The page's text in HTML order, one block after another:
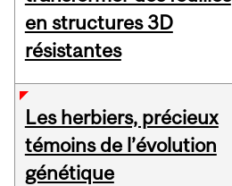
en structures 3D
résistantes
Les herbiers, précieux
témoins de l’évolution
génétique